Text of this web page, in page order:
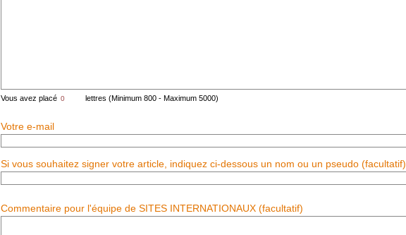
Vous avez placé lettres (Minimum 800 - Maximum 5000)
Votre e-mail
Si vous souhaitez signer votre article, indiquez ci-dessous un nom ou un pseudo (facultatif)
Commentaire pour l'équipe de SITES INTERNATIONAUX (facultatif)